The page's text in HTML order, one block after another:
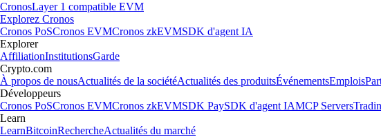
CronosLayer 1 compatible EVM
Explorez Cronos
Cronos PoSCronos EVMCronos zkEVMSDK d'agent IA
Explorer
AffiliationInstitutionsGarde
Crypto.com
À propos de nousActualités de la sociétéActualités des produitsÉvénementsEmplois
Développeurs
Cronos PoSCronos EVMCronos zkEVMSDK PaySDK d'agent IAMCP Servers
Learn
LearnBitcoinRechercheActualités du marché